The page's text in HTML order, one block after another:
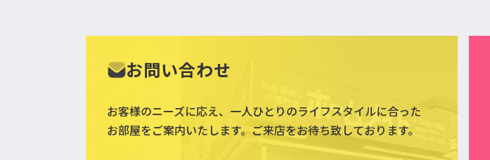
お問い合わせ
お客様のニーズに応え、一人ひとりのライフスタイルに合った
お部屋をご案内いたします。ご来店をお待ち致しております。